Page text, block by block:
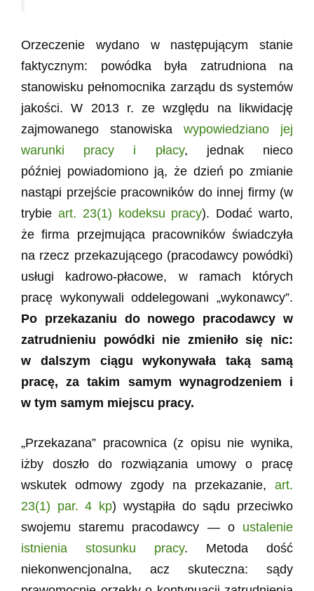
Orzeczenie wydano w następującym stanie
faktycznym: powódka była zatrudniona na
stanowisku pełnomocnika zarządu ds systemów
jakości. W 2013 r. ze względu na likwidację
zajmowanego stanowiska wypowiedziano jej
warunki pracy i płacy, jednak nieco
później powiadomiono ją, że dzień po zmianie
nastąpi przejście pracowników do innej firmy (w
trybie art. 23(1) kodeksu pracy). Dodać warto,
że firma przejmująca pracowników świadczyła
na rzecz przekazującego (pracodawcy powódki)
usługi kadrowo-płacowe, w ramach których
pracę wykonywali oddelegowani „wykonawcy”.
Po przekazaniu do nowego pracodawcy w
zatrudnieniu powódki nie zmieniło się nic:
w dalszym ciągu wykonywała taką samą
pracę, za takim samym wynagrodzeniem i
w tym samym miejscu pracy.
„Przekazana” pracownica (z opisu nie wynika,
iżby doszło do rozwiązania umowy o pracę
wskutek odmowy zgody na przekazanie, art.
23(1) par. 4 kp) wystąpiła do sądu przeciwko
swojemu staremu pracodawcy — o ustalenie
istnienia stosunku pracy. Metoda dość
niekonwencjonalna, acz skuteczna: sądy